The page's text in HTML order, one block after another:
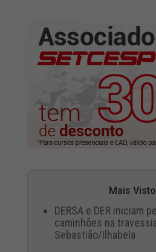
Mais
DERSA e DER iniciam
caminhões na
Sebastião/Ilhabela